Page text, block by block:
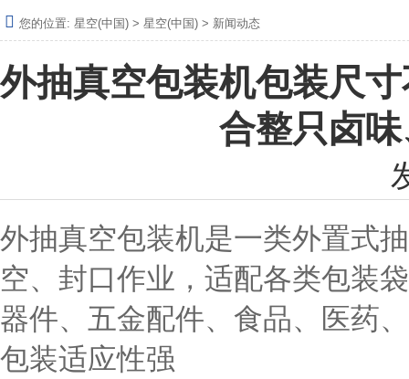
您的位置: 星空(中国) > 星空(中国) > 新闻动态
外抽真空包装机包装尺
合整只卤
外抽真空包装机是一类外置式
空、封口作业，适配各类包装
器件、五金配件、食品、医药
包装适应性强